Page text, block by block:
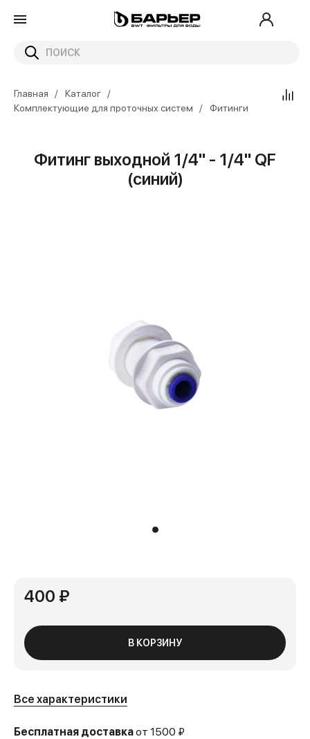
Главная
Каталог
Комплектующие для проточных систем
Фитинги
Фитинг выходной 1/4" - 1/4" QF
(синий)
400 ₽
В КОРЗИНУ
Все характеристики
Бесплатная доставкаот 1500 ₽